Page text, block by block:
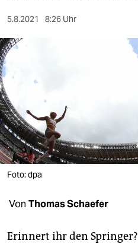
sport
berlin
nord
wahrheit
verlag
veranstaltungen
shop
5.8.2021 8:26 Uhr
Foto: dpa
Von Thomas Schaefer
Erinnert ihr den Springer?